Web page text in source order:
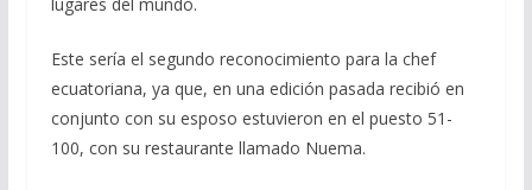
Este sería el segundo reconocimiento para la chef
ecuatoriana, ya que, en una edición pasada recibió en
conjunto con su esposo estuvieron en el puesto 51-
100, con su restaurante llamado Nuema.